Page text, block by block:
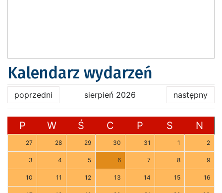
Kalendarz wydarzeń
poprzedni sierpień 2026 następny
P W Ś C P S N
27 28 29 30 31 1 2
3 4 5 6 7 8 9
10 11 12 13 14 15 16